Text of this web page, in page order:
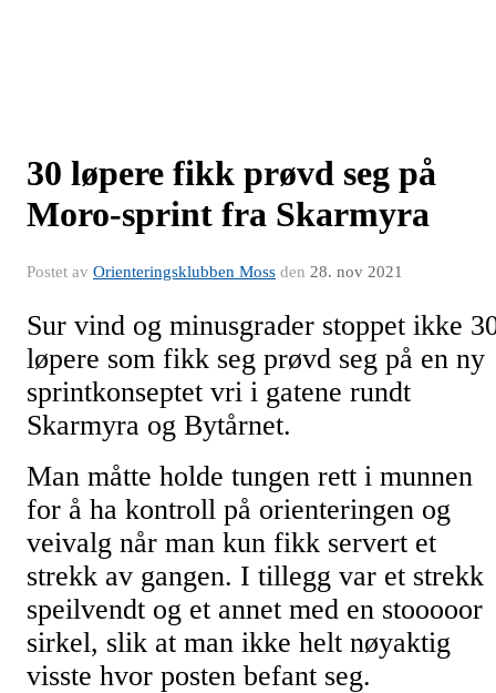
30 løpere fikk prøvd seg på
Moro-sprint fra Skarmyra
Postet av Orienteringsklubben Moss den 28. nov 2021
Sur vind og minusgrader stoppet ikke
løpere som fikk seg prøvd seg på en ny
sprintkonseptet vri i gatene rundt
Skarmyra og Bytårnet.
Man måtte holde tungen rett i munnen
for å ha kontroll på orienteringen og
veivalg når man kun fikk servert et
strekk av gangen. I tillegg var et strekk
speilvendt og et annet med en stooooor
sirkel, slik at man ikke helt nøyaktig
visste hvor posten befant seg.